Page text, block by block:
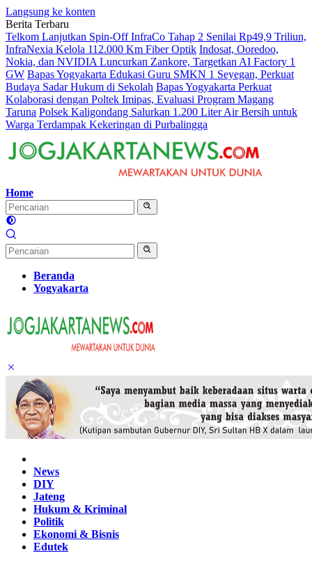
Langsung ke konten
Berita Terbaru
Telkom Lanjutkan Spin-Off InfraCo Tahap 2 Senilai Rp49,9 Triliun,
InfraNexia Kelola 112.000 Km Fiber Optik Indosat, Ooredoo,
Nokia, dan NVIDIA Luncurkan Zankore, Targetkan AI Factory 1
GW Bapas Yogyakarta Edukasi Guru SMKN 1 Seyegan, Perkuat
Budaya Sadar Hukum di Sekolah Bapas Yogyakarta Perkuat
Kolaborasi dengan Poltek Imipas, Evaluasi Program Magang
Taruna Polsek Kaligondang Salurkan 1.200 Liter Air Bersih untuk
Warga Terdampak Kekeringan di Purbalingga
Home
Beranda
Yogyakarta
News
DIY
Jateng
Hukum & Kriminal
Politik
Ekonomi & Bisnis
Edutek